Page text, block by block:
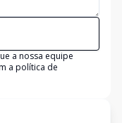
a nossa equipe
a política de